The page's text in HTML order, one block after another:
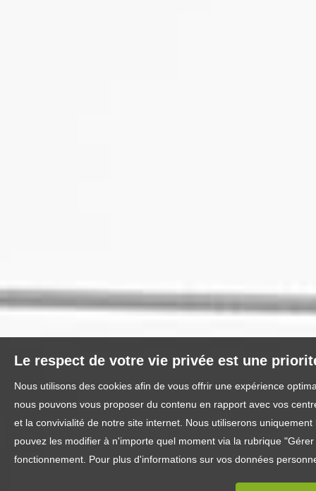
Le respect de votre vie privée est une
Nous utilisons des cookies afin de vous offrir une expérience
nous pouvons vous proposer du contenu en rapport avec vos
et la convivialité de notre site internet. Nous utiliserons
pouvez les modifier à n'importe quel moment via la rubrique
fonctionnement. Pour plus d'informations sur vos données